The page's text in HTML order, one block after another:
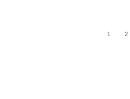
1 2